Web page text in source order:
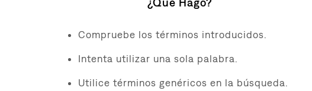
Compruebe los términos introducidos.
Intenta utilizar una sola palabra.
Utilice términos genéricos en la búsqueda.